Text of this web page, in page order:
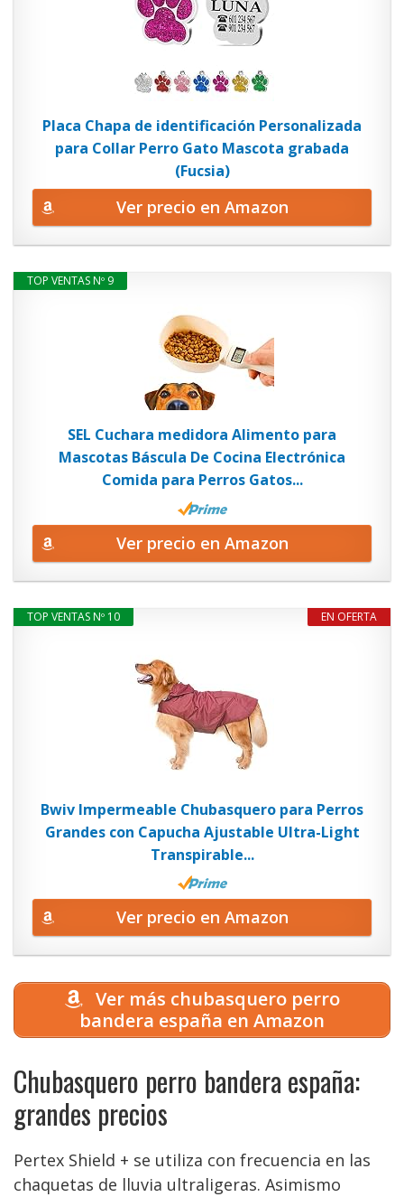
Placa Chapa de identificación Personalizada
para Collar Perro Gato Mascota grabada
(Fucsia)
Ver precio en Amazon
TOP VENTAS Nº 9
SEL Cuchara medidora Alimento para
Mascotas Báscula De Cocina Electrónica
Comida para Perros Gatos...
Ver precio en Amazon
EN OFERTA
TOP VENTAS Nº 10
Bwiv Impermeable Chubasquero para Perros
Grandes con Capucha Ajustable Ultra-Light
Transpirable...
Ver precio en Amazon
Ver más chubasquero perro
bandera españa en Amazon
Chubasquero perro bandera españa:
grandes precios
Pertex Shield + se utiliza con frecuencia en las
chaquetas de lluvia ultraligeras. Asimismo